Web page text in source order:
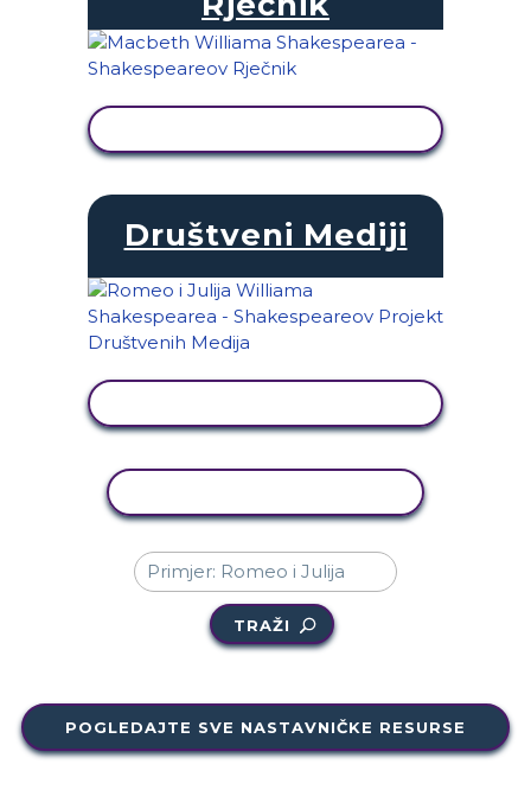
Društveni Mediji
TRAŽI
POGLEDAJTE SVE NASTAVNIČKE RESURSE